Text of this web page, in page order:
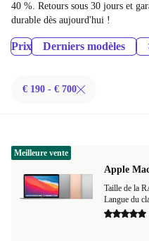
40 %. Retours sous 30 jours et
durable dès aujourd'hui !
Prix Derniers modèles
€ 190 - € 700
Apple
Taille de la
Langue du
Meilleure vente